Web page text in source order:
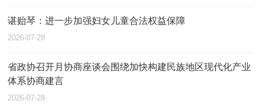
谌贻琴：进一步加强妇女儿童合法权益保障
2026-07-28
省政协召开月协商座谈会围绕加快构建民族地区现代化产业
体系协商建言
2026-07-28